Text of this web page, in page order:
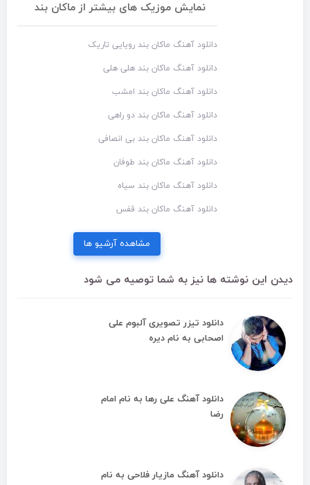
نمایش موزیک های بیشتر از ماکان بند
دانلود آهنگ ماکان بند رویایی تاریک
دانلود آهنگ ماکان بند هلی هلی
دانلود آهنگ ماکان بند امشب
دانلود آهنگ ماکان بند دو راهی
دانلود آهنگ ماکان بند بی انصافی
دانلود آهنگ ماکان بند طوفان
دانلود آهنگ ماکان بند سیاه
دانلود آهنگ ماکان بند قفس
مشاهده آرشیو ها
دیدن این نوشته ها نیز به شما توصیه می شود
دانلود تیزر تصویری آلبوم علی
اصحابی به نام دیره
دانلود آهنگ علی رها به نام امام
رضا
دانلود آهنگ مازیار فلاحی به نام